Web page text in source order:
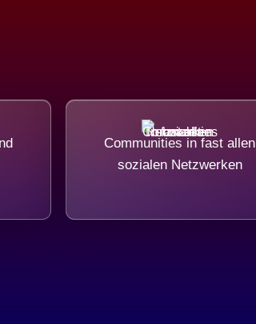
Communities in fast allen
sozialen Netzwerken